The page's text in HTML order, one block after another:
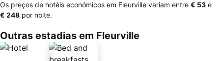
Os preços de hotéis económicos em Fleurville variam entre ‎€ 53 e
‎€ 248 por noite.
Outras estadias em Fleurville